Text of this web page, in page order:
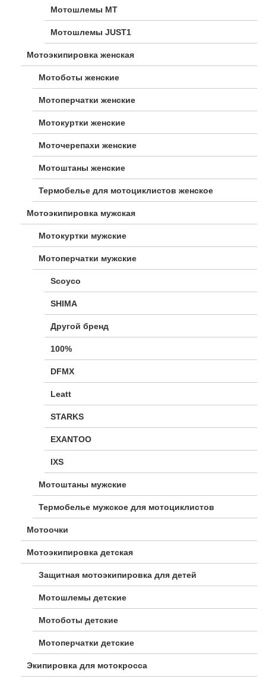
Мотошлемы MT
Мотошлемы JUST1
Мотоэкипировка женская
Мотоботы женские
Мотоперчатки женские
Мотокуртки женские
Моточерепахи женские
Мотоштаны женские
Термобелье для мотоциклистов женское
Мотоэкипировка мужская
Мотокуртки мужские
Мотоперчатки мужские
Scoyco
SHIMA
Другой бренд
100%
DFMX
Leatt
STARKS
EXANTOO
IXS
Мотоштаны мужские
Термобелье мужское для мотоциклистов
Мотоочки
Мотоэкипировка детская
Защитная мотоэкипировка для детей
Мотошлемы детские
Мотоботы детские
Мотоперчатки детские
Экипировка для мотокросса